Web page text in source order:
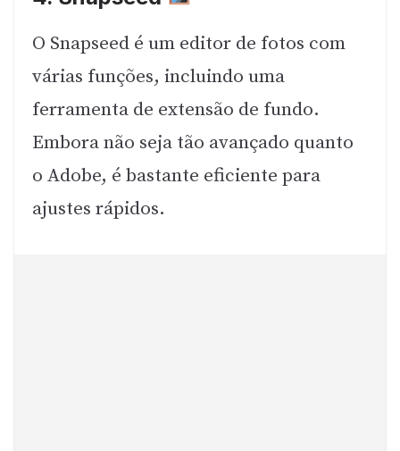
O Snapseed é um editor de fotos com
várias funções, incluindo uma
ferramenta de extensão de fundo.
Embora não seja tão avançado quanto
o Adobe, é bastante eficiente para
ajustes rápidos.